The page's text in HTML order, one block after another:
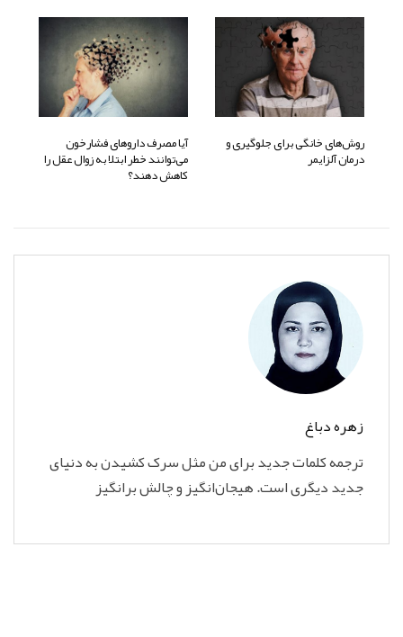
روش‌های خانگی برای جلوگیری و
درمان آلزایمر
آیا مصرف داروهای فشارخون
می‌توانند خطر ابتلا به زوال عقل را
کاهش دهند؟
زهره دباغ
ترجمه کلمات جدید برای من مثل سرک کشیدن به دنیای
جدید دیگری است. هیجان‌انگیز و چالش برانگیز